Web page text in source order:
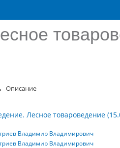
Описание
Лесное товароведение
Владимир Владимирович
Владимир Владимирович